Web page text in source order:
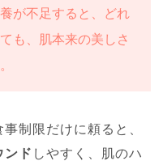
が不足すると、どれ
も、肌本来の美しさ
制限だけに頼ると、
ンド しやすく、肌のハ